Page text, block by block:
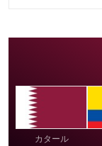
カタール